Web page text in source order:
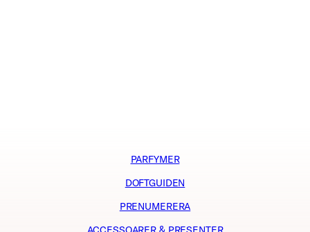
PARFYMER
DOFTGUIDEN
PRENUMERERA